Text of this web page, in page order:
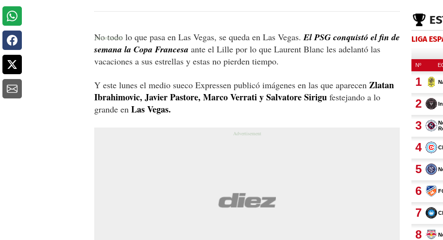
No todo lo que pasa en Las Vegas, se queda en Las Vegas.El PSG conquistó el fin de
semana la Copa Francesa ante el Lille por lo que Laurent Blanc les adelantó las
vacaciones a sus estrellas y estas no pierden tiempo.
Y este lunes el medio sueco Expressen publicó imágenes en las que aparecen Zlatan
Ibrahimovic, Javier Pastore, Marco Verrati y Salvatore Sirigu festejando a lo
grande en Las Vegas.
LIGA